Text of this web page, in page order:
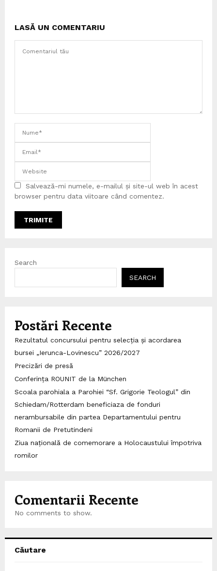
LASĂ UN COMENTARIU
Salvează-mi numele, e-mailul și site-ul web în acest
browser pentru data viitoare când comentez.
Search
SEARCH
Postări Recente
Rezultatul concursului pentru selecția și acordarea
bursei „Ierunca-Lovinescu” 2026/2027
Precizări de presă
Conferința ROUNIT de la München
Scoala parohiala a Parohiei “Sf. Grigorie Teologul” din
Schiedam/Rotterdam beneficiaza de fonduri
nerambursabile din partea Departamentului pentru
Romanii de Pretutindeni
Ziua națională de comemorare a Holocaustului împotriva
romilor
Comentarii Recente
No comments to show.
Căutare